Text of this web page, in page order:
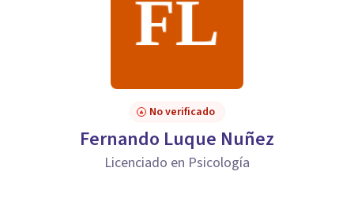
No verificado
Fernando Luque Nuñez
Licenciado en Psicología